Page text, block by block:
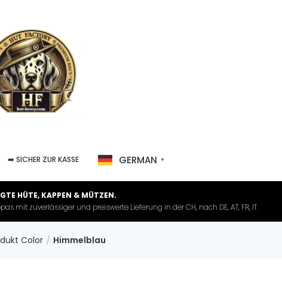
➡️ SICHER ZUR KASSE GERMAN ▼
HÜTE, KAPPEN & MÜTZEN.
mit zuverlässiger und preiswerte Lieferung in der CH, nach DE, AT, FR, IT.
Color Himmelblau